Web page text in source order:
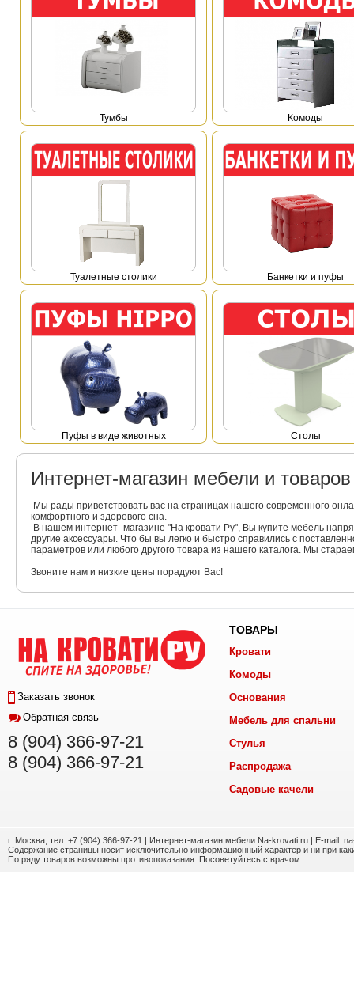
Тумбы Комоды
Туалетные столики Банкетки и пуфы
Пуфы в виде животных Столы
Интернет-магазин мебели и
Мы рады приветствовать вас на страницах нашего современного
комфортного и здорового сна.
В нашем интернет–магазине "На кровати Ру", Вы купите мебель
другие аксессуары. Что бы вы легко и быстро справились с
параметров или любого другого товара из нашего каталога. Мы
Звоните нам и низкие цены порадуют Вас!
Заказать звонок
Обратная связь
8 (904) 366-97-21
8 (904) 366-97-21
ТОВАРЫ
Кровати
Комоды
Основания
Мебель для спальни
Стулья
Распродажа
Садовые качели
г. Москва, тел. +7 (904) 366-97-21 | Интернет-магазин мебели Na-krovati.ru | E-mail:
Содержание страницы носит исключительно информационный характер и ни при
По ряду товаров возможны противопоказания. Посоветуйтесь с врачом.